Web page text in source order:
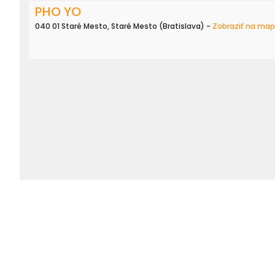
PHO YO
040 01 Staré Mesto, Staré Mesto (Bratislava) - Zobraziť na